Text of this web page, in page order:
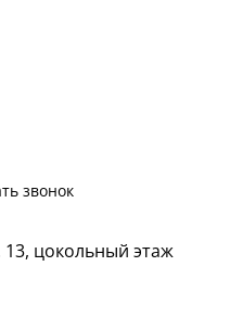
звонок
13, цокольный этаж